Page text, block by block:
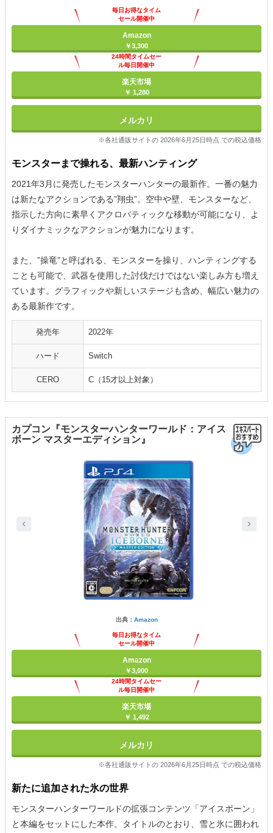
毎日お得なタイム
セール開催中
Amazon
￥3,300
24時間タイムセー
ル毎日開催中
楽天市場
￥ 1,280
メルカリ
※各社通販サイトの 2026年6月25日時点 での税込価格
モンスターまで操れる、最新ハンティング
2021年3月に発売したモンスターハンターの最新作。一番の魅力
は新たなアクションである”翔虫”。空中や壁、モンスターなど、
指示した方向に素早くアクロバティックな移動が可能になり、よ
りダイナミックなアクションが魅力になります。
また、”操竜”と呼ばれる、モンスターを操り、ハンティングする
ことも可能で、武器を使用した討伐だけではない楽しみ方も増え
ています。グラフィックや新しいステージも含め、幅広い魅力の
ある最新作です。
発売年 2022年
ハード Switch
CERO C（15才以上対象）
カプコン『モンスターハンターワールド：アイス
ボーン マスターエディション』
出典： Amazon
毎日お得なタイム
セール開催中
Amazon
￥3,000
24時間タイムセー
ル毎日開催中
楽天市場
￥ 1,492
メルカリ
※各社通販サイトの 2026年6月25日時点 での税込価格
新たに追加された氷の世界
モンスターハンターワールドの拡張コンテンツ「アイスボーン」
と本編をセットにした本作。タイトルのとおり、雪と氷に囲われ